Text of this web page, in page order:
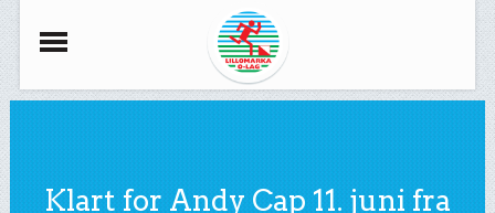
Klart for Andy Cap 11. juni fra